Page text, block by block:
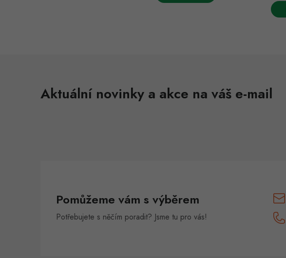
Aktuální novinky a akce na váš e-mail
Pomůžeme vám s výběrem
Potřebujete s něčím poradit? Jsme tu pro vás!